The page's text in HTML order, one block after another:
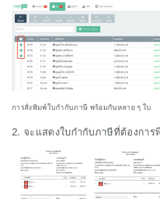
การสั่งพิมพ์ใบกำกับภาษี พร้อมกันหลาย ๆ ใบ
2. จะแสดงใบกำกับภาษีที่ต้องกา